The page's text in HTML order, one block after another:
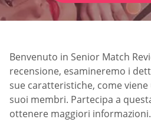
Benvenuto in Senior Match
recensione, esamineremo i
sue caratteristiche, come
suoi membri. Partecipa a
ottenere maggiori informazioni.